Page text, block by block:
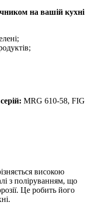
на вашій кухні
MRG 610-58, FIG
високою
з поліруванням, що
Це робить його